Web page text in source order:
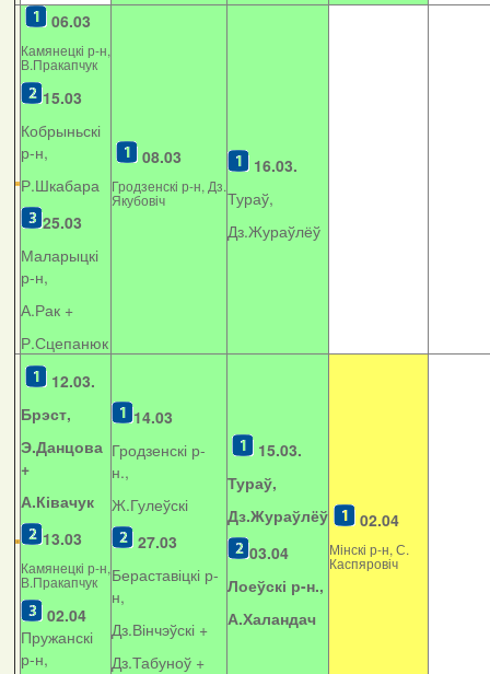
06.03
Камянецкі р-н,
В.Пракапчук
15.03
Кобрыньскі
р-н,
Р.Шкабара
25.03
Маларыцкі
р-н,
А.Рак +
Р.Сцепанюк
08.03
Гродзенскі р-н, Дз.
Якубовіч
16.03.
Тураў,
Дз.Жураўлёў
12.03.
Брэст,
Э.Данцова
+
А.Ківачук
13.03
Камянецкі р-н,
В.Пракапчук
02.04
Пружанскі
р-н,
14.03
Гродзенскі р-
н.,
Ж.Гулеўскі
27.03
Бераставіцкі р-
н,
Дз.Вінчэўскі +
Дз.Табуноў +
15.03.
Тураў,
Дз.Жураўлёў
03.04
Лоеўскі р-н.,
А.Халандач
02.04
Мінскі р-н, С.
Каспяровіч